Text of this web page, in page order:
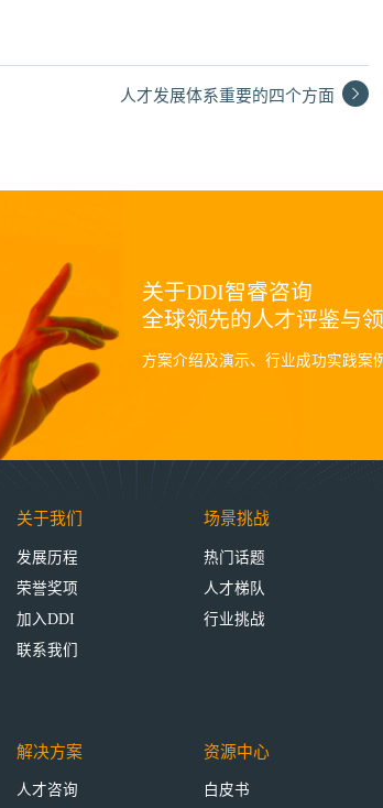
人才发展体系重要的四个方面
关于DDI智睿咨询
全球领先的人才评鉴与
方案介绍及演示、行业成功实践案
关于我们
发展历程
荣誉奖项
加入DDI
联系我们
场景挑战
热门话题
人才梯队
行业挑战
解决方案
人才咨询
资源中心
白皮书